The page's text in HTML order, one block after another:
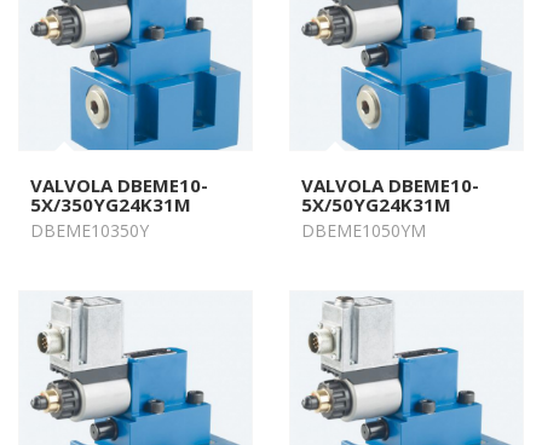
VALVOLA DBEME10-
5X/350YG24K31M
DBEME10350Y
VALVOLA DBEME10-
5X/50YG24K31M
DBEME1050YM